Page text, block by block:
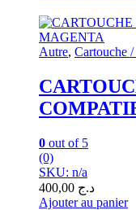
Autre, Cartouche
0 out of 5
(0)
SKU: n/a
د.ج
Ajouter au panier